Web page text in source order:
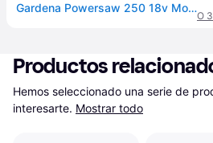
Gardena Powersaw 250 18v Motosierra Inalámbrica Negro Turquesa
O
Productos
Hemos seleccionado una serie de
interesarte. Mostrar todo